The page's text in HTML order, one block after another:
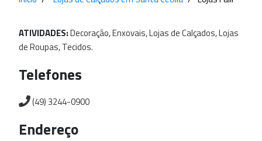
ATIVIDADES:Decoração,Enxovais,LojasdeCalçados,Lojas
deRoupas,Tecidos.
Telefones
(49) 3244-0900
Endereço